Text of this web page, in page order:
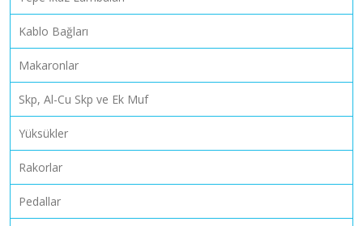
Kablo Bağları
Makaronlar
Skp, Al-Cu Skp ve Ek Muf
Yüksükler
Rakorlar
Pedallar